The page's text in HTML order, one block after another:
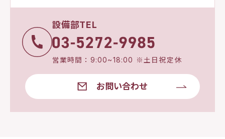
設備部TEL
営業時間：9:00~18:00 ※土日祝定休
お問い合わせ